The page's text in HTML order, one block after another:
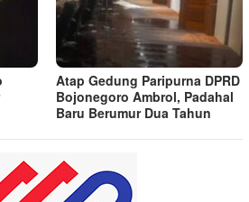
Atap Gedung Paripurna DPRD
Bojonegoro Ambrol, Padahal
Baru Berumur Dua Tahun